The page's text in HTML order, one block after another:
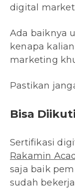
digital
Ada baiknya
kenapa
marketing
Pastikan
Bisa
Sertifikasi
Rakamin
saja baik
sudah